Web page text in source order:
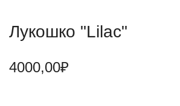
Лукошко "Lilac"
4000,00₽